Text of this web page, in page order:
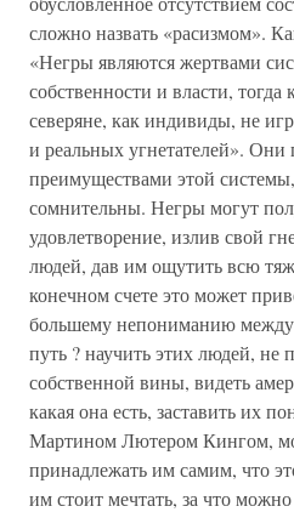
сложно назвать «расизмом».
«Негры являются жертвами
собственности и власти,
северяне, как индивиды, не
и реальных угнетателей». Они
преимуществами этой
сомнительны. Негры могут
удовлетворение, излив свой
людей, дав им ощутить всю
конечном счете это может
большему непониманию
путь ? научить этих людей, не
собственной вины, видеть
какая она есть, заставить их
Мартином Лютером Кингом,
принадлежать им самим, что
им стоит мечтать, за что